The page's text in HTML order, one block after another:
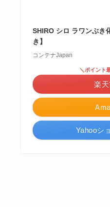
SHIRO シロ ラワンぶき
き】
コンテナJapan
＼ポイント
楽
Yahooシ